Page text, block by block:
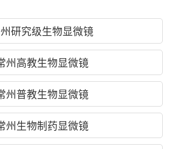
研究级生物显微镜
州高教生物显微镜
州普教生物显微镜
州生物制药显微镜